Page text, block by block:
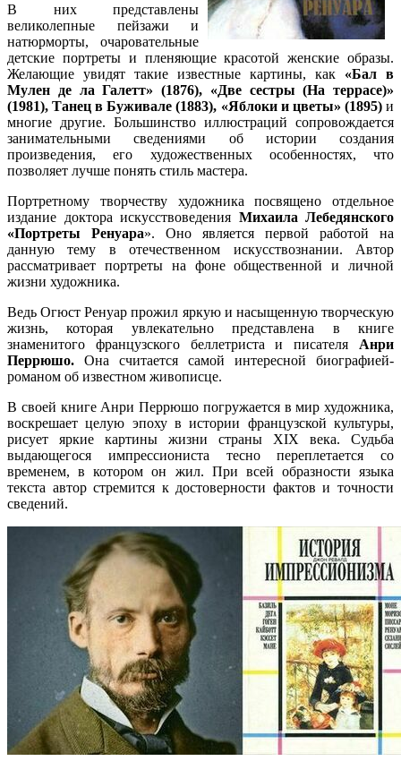
В них представлены
великолепные пейзажи и
натюрморты, очаровательные
детские портреты и пленяющие красотой женские образы.
Желающие увидят такие известные картины, как «Бал в
Мулен де ла Галетт» (1876), «Две сестры (На террасе)»
(1981), Танец в Буживале (1883), «Яблоки и цветы» (1895) и
многие другие. Большинство иллюстраций сопровождается
занимательными сведениями об истории создания
произведения, его художественных особенностях, что
позволяет лучше понять стиль мастера.
Портретному творчеству художника посвящено отдельное
издание доктора искусствоведения Михаила Лебедянского
«Портреты Ренуара». Оно является первой работой на
данную тему в отечественном искусствознании. Автор
рассматривает портреты на фоне общественной и личной
жизни художника.
Ведь Огюст Ренуар прожил яркую и насыщенную творческую
жизнь, которая увлекательно представлена в книге
знаменитого французского беллетриста и писателя Анри
Перрюшо. Она считается самой интересной биографией-
романом об известном живописце.
В своей книге Анри Перрюшо погружается в мир художника,
воскрешает целую эпоху в истории французской культуры,
рисует яркие картины жизни страны XIX века. Судьба
выдающегося импрессиониста тесно переплетается со
временем, в котором он жил. При всей образности языка
текста автор стремится к достоверности фактов и точности
сведений.